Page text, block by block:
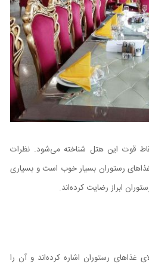
قوت این هتل شناخته می‌شود. نظرات
رستوران بسیار خوب است و بسیاری
ابراز رضایت کرده‌اند.
غذاهای رستوران اشاره کرده‌اند و آن را